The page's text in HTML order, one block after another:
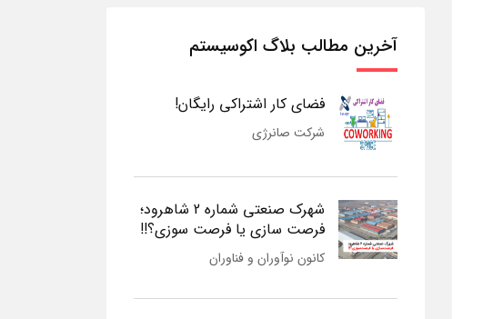
آخرین مطالب بلاگ اکوسیستم
فضای کار اشتراکی رایگان!
شرکت صانرژی
شهرک صنعتی شماره 2 شاهرود؛
فرصت سازی یا فرصت سوزی؟!!
کانون نوآوران و فناوران